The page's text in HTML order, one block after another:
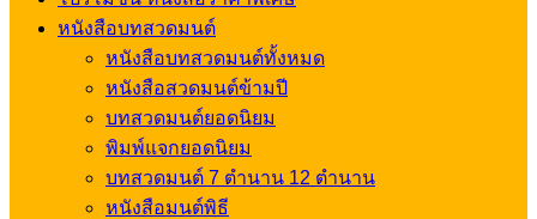
หนังสือบทสวดมนต์
หนังสือบทสวดมนต์ทั้งหมด
หนังสือสวดมนต์ข้ามปี
บทสวดมนต์ยอดนิยม
พิมพ์แจกยอดนิยม
บทสวดมนต์ 7 ตำนาน 12 ตำนาน
หนังสือมนต์พิธี